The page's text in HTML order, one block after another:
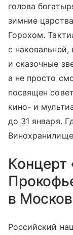
голова
зимние
Горохом.
с
и сказочные
а не просто
посвящен
кино- и
до 31 января.
Концерт
в
Российский